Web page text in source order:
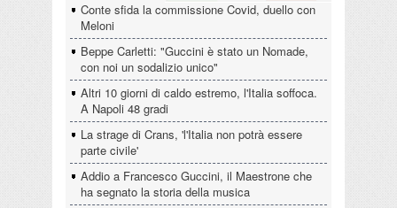
Conte sfida la commissione Covid, duello con
Meloni
Beppe Carletti: "Guccini è stato un Nomade,
con noi un sodalizio unico"
Altri 10 giorni di caldo estremo, l'Italia soffoca.
A Napoli 48 gradi
La strage di Crans, 'l'Italia non potrà essere
parte civile'
Addio a Francesco Guccini, il Maestrone che
ha segnato la storia della musica